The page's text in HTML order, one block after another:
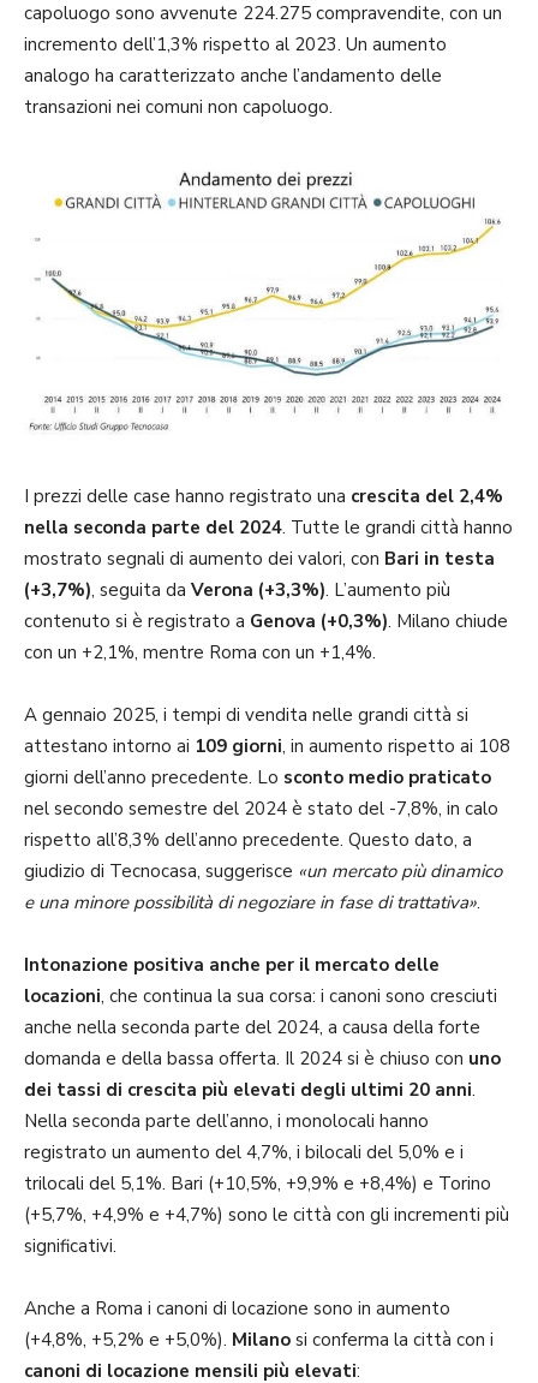
capoluogo sono avvenute 224.275 compravendite, con un
incremento dell’1,3% rispetto al 2023. Un aumento
analogo ha caratterizzato anche l’andamento delle
transazioni nei comuni non capoluogo.
I prezzi delle case hanno registrato una crescita del 2,4%
nella seconda parte del 2024. Tutte le grandi città hanno
mostrato segnali di aumento dei valori, con Bari in testa
(+3,7%), seguita da Verona (+3,3%). L’aumento più
contenuto si è registrato a Genova (+0,3%). Milano chiude
con un +2,1%, mentre Roma con un +1,4%.
A gennaio 2025, i tempi di vendita nelle grandi città si
attestano intorno ai 109 giorni, in aumento rispetto ai 108
giorni dell’anno precedente. Lo sconto medio praticato
nel secondo semestre del 2024 è stato del -7,8%, in calo
rispetto all’8,3% dell’anno precedente. Questo dato, a
giudizio di Tecnocasa, suggerisce «un mercato più dinamico
e una minore possibilità di negoziare in fase di trattativa».
Intonazione positiva anche per il mercato delle
locazioni, che continua la sua corsa: i canoni sono cresciuti
anche nella seconda parte del 2024, a causa della forte
domanda e della bassa offerta. Il 2024 si è chiuso con uno
dei tassi di crescita più elevati degli ultimi 20 anni.
Nella seconda parte dell’anno, i monolocali hanno
registrato un aumento del 4,7%, i bilocali del 5,0% e i
trilocali del 5,1%. Bari (+10,5%, +9,9% e +8,4%) e Torino
(+5,7%, +4,9% e +4,7%) sono le città con gli incrementi più
significativi.
Anche a Roma i canoni di locazione sono in aumento
(+4,8%, +5,2% e +5,0%). Milano si conferma la città con i
canoni di locazione mensili più elevati: